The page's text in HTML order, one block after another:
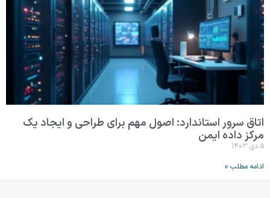
اتاق سرور استاندارد: اصول مهم برای طراحی و ایجاد یک
مرکز داده ایمن
۵ دی ۱۴۰۳
ادامه مطلب »